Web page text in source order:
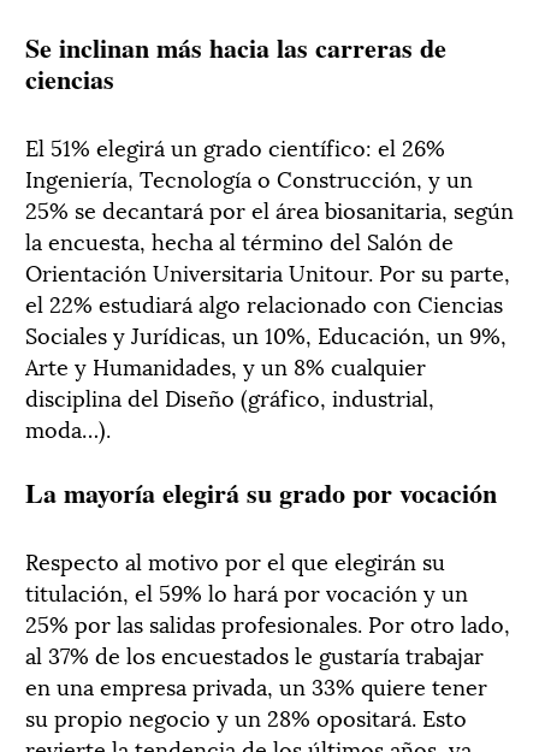
Se inclinan más hacia las carreras de
ciencias
El 51% elegirá un grado científico: el 26%
Ingeniería, Tecnología o Construcción, y un
25% se decantará por el área biosanitaria, según
la encuesta, hecha al término del Salón de
Orientación Universitaria Unitour. Por su parte,
el 22% estudiará algo relacionado con Ciencias
Sociales y Jurídicas, un 10%, Educación, un 9%,
Arte y Humanidades, y un 8% cualquier
disciplina del Diseño (gráfico, industrial,
moda…).
La mayoría elegirá su grado por vocación
Respecto al motivo por el que elegirán su
titulación, el 59% lo hará por vocación y un
25% por las salidas profesionales. Por otro lado,
al 37% de los encuestados le gustaría trabajar
en una empresa privada, un 33% quiere tener
su propio negocio y un 28% opositará. Esto